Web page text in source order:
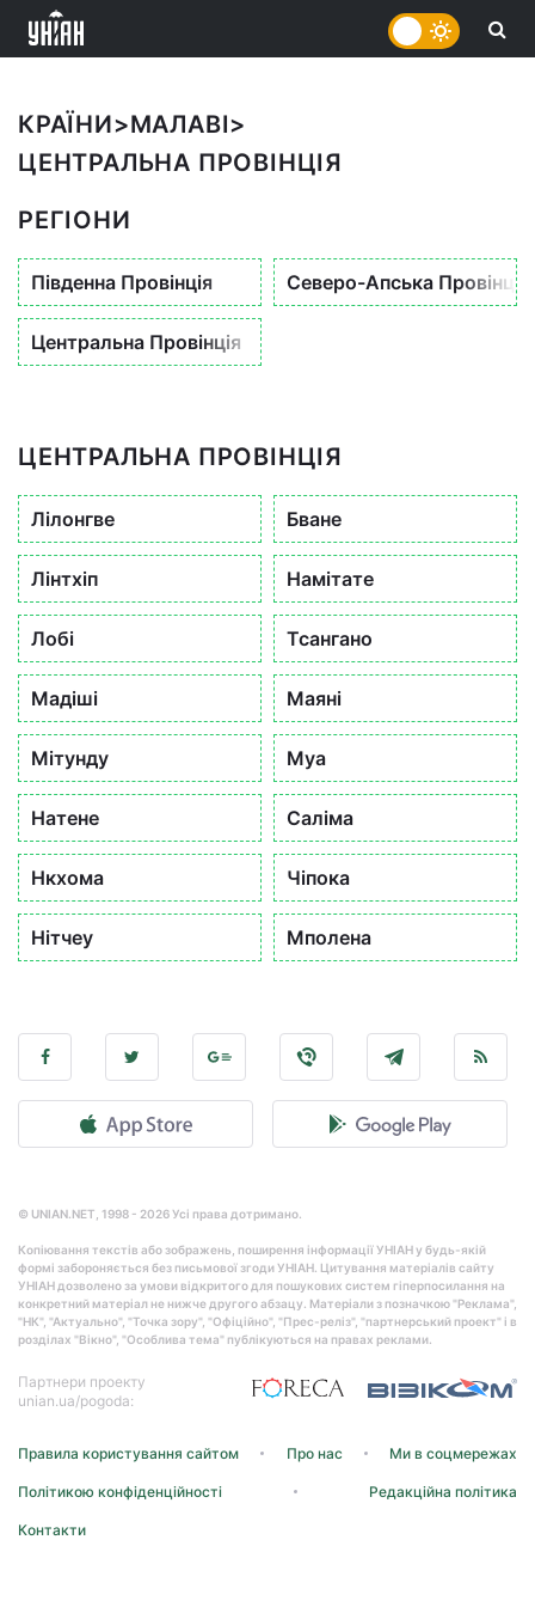
КРАЇНИ>МАЛАВІ>
ЦЕНТРАЛЬНА ПРОВІНЦІЯ
РЕГІОНИ
Південна Провінція Северо-Апська Провінція
Центральна Провінція
ЦЕНТРАЛЬНА ПРОВІНЦІЯ
Лілонгве Бване
Лінтхіп Намітате
Лобі Тсангано
Мадіші Маяні
Мітунду Муа
Натене Саліма
Нкхома Чіпока
Нітчеу Мполена
© UNIAN.NET, 1998 - 2026 Усі права дотримано.
Копіювання текстів або зображень, поширення інформації УНІАН у будь-якій
формі забороняється без письмової згоди УНІАН. Цитування матеріалів сайту
УНІАН дозволено за умови відкритого для пошукових систем гіперпосилання на
конкретний матеріал не нижче другого абзацу. Матеріали з позначкою "Реклама",
"НК", "Актуально", "Точка зору", "Офіційно", "Прес-реліз", "партнерський проект" і в
розділах "Вікно", "Особлива тема" публікуються на правах реклами.
Партнери проекту
unian.ua/pogoda:
Правила користування сайтом Про нас Ми в соцмережах
Політикою конфіденційності Редакційна політика
Контакти